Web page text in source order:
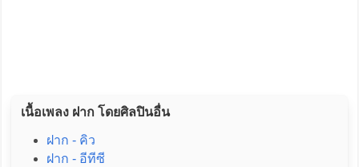
เนื้อเพลง ฝาก โดยศิลปินอื่น
ฝาก - คิว
ฝาก - อีทีซี